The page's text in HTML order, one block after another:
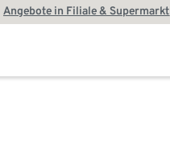
Angebote in Filiale & Supermarkt